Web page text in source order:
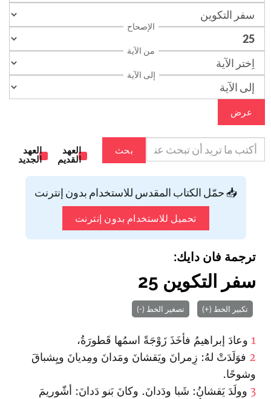
الإصحاح
من الآية
إلى الآية
عرض
بحث
العهد
القديم
العهد
الجديد
📥 حمّل الكتاب المقدس للاستخدام بدون إنترنت
تحميل للاستخدام بدون إنترنت
ترجمة فان دايك:
سفر التكوين 25
تكبير الخط (+) تصغير الخط (-)
1 وعادَ إبراهيمُ فأخَذَ زَوْجَةً اسمُها قَطورَةُ،
2 فوَلَدَتْ لهُ: زِمرانَ ويَقشانَ ومَدانَ ومِديانَ ويِشباقَ
وشوحًا.
3 وولَدَ يَقشانُ: شَبا ودَدانَ. وكانَ بَنو دَدانَ: أشّوريمَ